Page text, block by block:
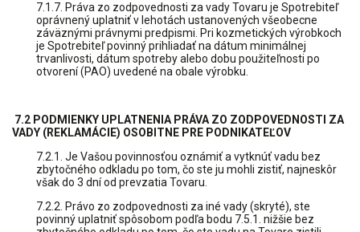
7.1.7. Práva zo zodpovednosti za vady Tovaru je Spotrebiteľ
oprávnený uplatniť v lehotách ustanovených všeobecne
záväznými právnymi predpismi. Pri kozmetických výrobkoch
je Spotrebiteľ povinný prihliadať na dátum minimálnej
trvanlivosti, dátum spotreby alebo dobu použiteľnosti po
otvorení (PAO) uvedené na obale výrobku.
7.2 PODMIENKY UPLATNENIA PRÁVA ZO ZODPOVEDNOSTI ZA
VADY (REKLAMÁCIE) OSOBITNE PRE PODNIKATEĽOV
7.2.1. Je Vašou povinnosťou oznámiť a vytknúť vadu bez
zbytočného odkladu po tom, čo ste ju mohli zistiť, najneskôr
však do 3 dní od prevzatia Tovaru.
7.2.2. Právo zo zodpovednosti za iné vady (skryté), ste
povinný uplatniť spôsobom podľa bodu 7.5.1. nižšie bez